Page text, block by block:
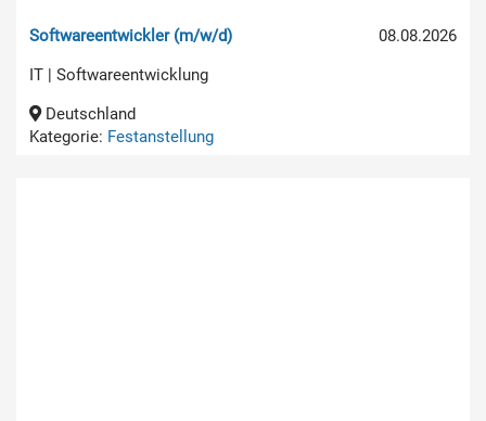
08.08.2026
Softwareentwickler (m/w/d)
IT | Softwareentwicklung
Deutschland
Kategorie: Festanstellung